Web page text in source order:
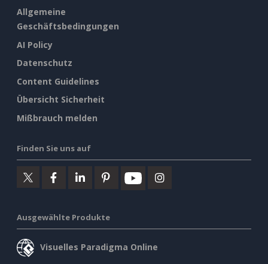
Allgemeine
Geschäftsbedingungen
AI Policy
Datenschutz
Content Guidelines
Übersicht Sicherheit
Mißbrauch melden
Finden Sie uns auf
Ausgewählte Produkte
Visuelles Paradigma Online